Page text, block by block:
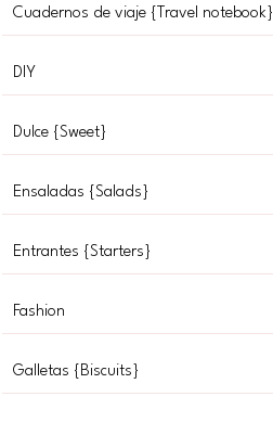
Cuadernos de viaje {Travel notebook}
DIY
Dulce {Sweet}
Ensaladas {Salads}
Entrantes {Starters}
Fashion
Galletas {Biscuits}